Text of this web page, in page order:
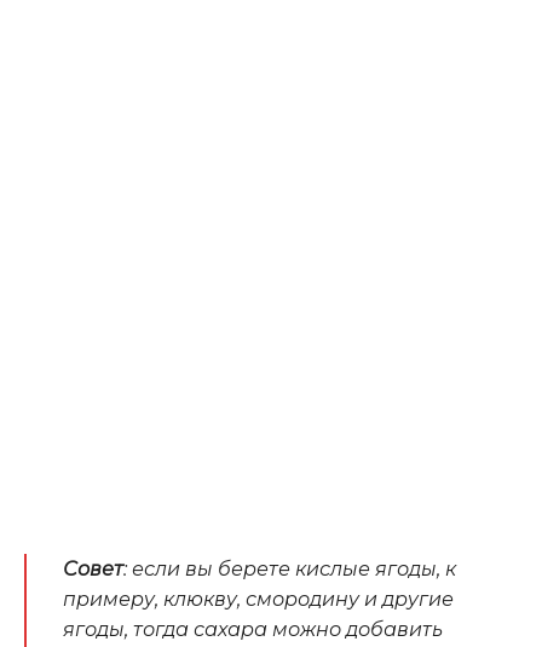
Совет: если вы берете кислые ягоды, к
примеру, клюкву, смородину и другие
ягоды, тогда сахара можно добавить